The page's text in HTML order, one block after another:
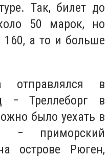
Так, билет до
50 марок, но
160, а то и больше
отправлялся в
− Треллеборг в
было уехать в
− приморский
острове Рюген,